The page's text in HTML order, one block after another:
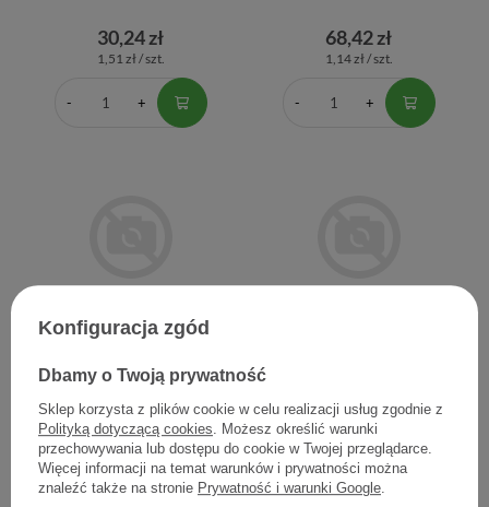
30,24 zł
1,51 zł / szt.
68,42 zł
1,14 zł / szt.
Cefavit B12 do żucia 60 tbl
32,23 zł
0,54 zł / szt. 1,23 zł / szt.
Konfiguracja zgód
Dbamy o Twoją prywatność
Sklep korzysta z plików cookie w celu realizacji usług zgodnie z
Polityką dotyczącą cookies. Możesz określić warunki
przechowywania lub dostępu do cookie w Twojej przeglądarce.
Więcej informacji na temat warunków i prywatności można
znaleźć także na stronie Prywatność i warunki Google.